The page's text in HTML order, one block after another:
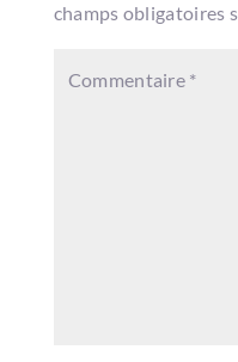
champs obligatoires